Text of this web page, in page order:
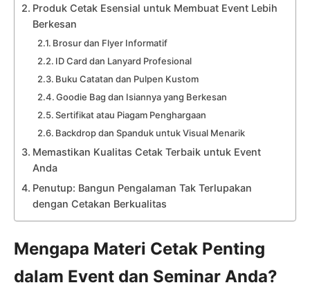
Produk Cetak Esensial untuk Membuat Event Lebih
Berkesan
Brosur dan Flyer Informatif
ID Card dan Lanyard Profesional
Buku Catatan dan Pulpen Kustom
Goodie Bag dan Isiannya yang Berkesan
Sertifikat atau Piagam Penghargaan
Backdrop dan Spanduk untuk Visual Menarik
Memastikan Kualitas Cetak Terbaik untuk Event
Anda
Penutup: Bangun Pengalaman Tak Terlupakan
dengan Cetakan Berkualitas
Mengapa Materi Cetak Penting
dalam Event dan Seminar Anda?